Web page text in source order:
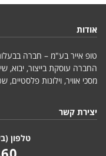
אודות
החברה עוסקת בייצור, יבוא,
מסכי אוויר, וילונות פלסטיים,
יצירת קשר
טלפון